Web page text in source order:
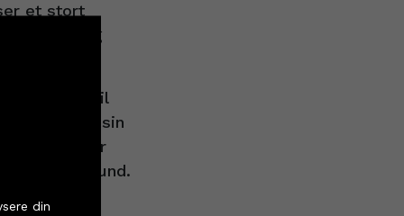
et stort
– og
hvor Emil
med sin
Vi ser
Hessellund.
din